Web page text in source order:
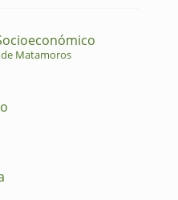
Matamoros